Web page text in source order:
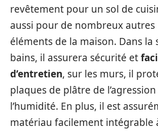
revêtement pour un sol de
aussi pour de nombreux autres
éléments de la maison. Dans la
bains, il assurera sécurité et
d’entretien, sur les murs, il
plaques de plâtre de
l’humidité. En plus, il est
matériau facilement intégrable